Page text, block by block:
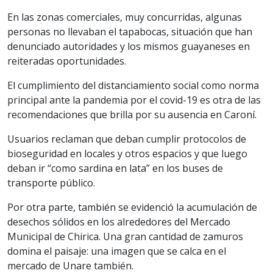
En las zonas comerciales, muy concurridas, algunas
personas no llevaban el tapabocas, situación que han
denunciado autoridades y los mismos guayaneses en
reiteradas oportunidades.
El cumplimiento del distanciamiento social como norma
principal ante la pandemia por el covid-19 es otra de las
recomendaciones que brilla por su ausencia en Caroní.
Usuarios reclaman que deban cumplir protocolos de
bioseguridad en locales y otros espacios y que luego
deban ir “como sardina en lata” en los buses de
transporte público.
Por otra parte, también se evidenció la acumulación de
desechos sólidos en los alrededores del Mercado
Municipal de Chirica. Una gran cantidad de zamuros
domina el paisaje: una imagen que se calca en el
mercado de Unare también.